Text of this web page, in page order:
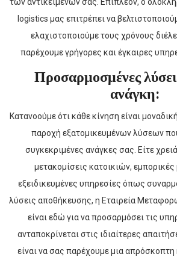
logistics μας επιτρέπει να
ελαχιστοποιούμε τους χρόνους
παρέχουμε γρήγορες και έγκαιρες
Προσαρμοσμένες
ανάγκη:
Κατανοούμε ότι κάθε κίνηση είναι
παροχή εξατομικευμένων λύσεων
συγκεκριμένες ανάγκες σας. Είτε
μετακομίσεις κατοικιών, εμπορικές
εξειδικευμένες υπηρεσίες όπως
λύσεις αποθήκευσης, η Εταιρεία
είναι εδώ για να προσαρμόσει τις
ανταποκρίνεται στις ιδιαίτερες
είναι να σας παρέχουμε μια απρόσκοπτη